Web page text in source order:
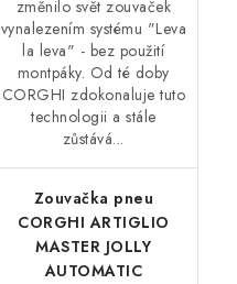
změnilo svět zouvaček
vynalezením systému "Leva
la leva" - bez použití
montpáky. Od té doby
CORGHI zdokonaluje tuto
technologii a stále
zůstává...
Zouvačka pneu
CORGHI ARTIGLIO
MASTER JOLLY
AUTOMATIC